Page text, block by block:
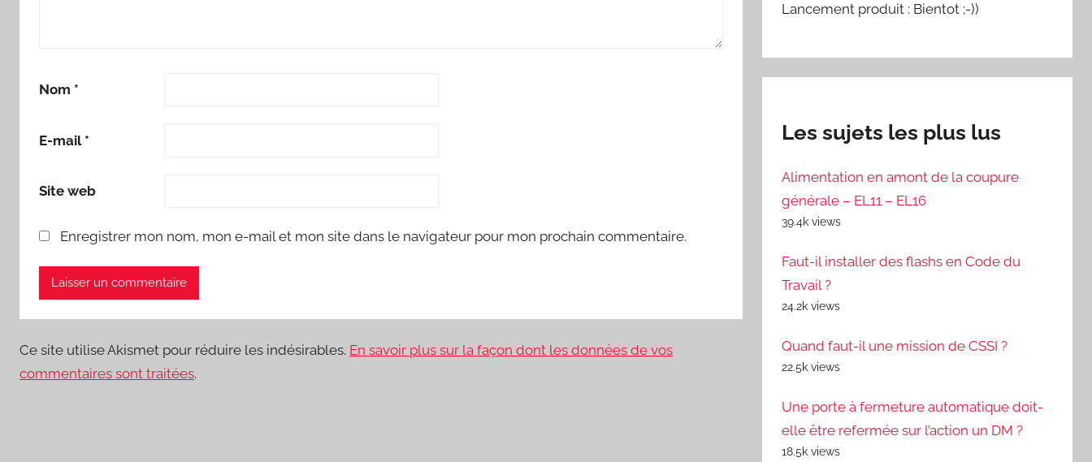
Nom *
E-mail *
Site web
Enregistrer mon nom, mon e-mail et mon site dans le navigateur pour mon prochain commentaire.
Ce site utilise Akismet pour réduire les indésirables. En savoir plus sur la façon dont les données de vos
commentaires sont traitées.
Lancement produit : Bientot ;-))
Les sujets les plus lus
Alimentation en amont de la coupure
générale – EL11 – EL16
39.4k views
Faut-il installer des flashs en Code du
Travail ?
24.2k views
Quand faut-il une mission de CSSI ?
22.5k views
Une porte à fermeture automatique doit-
elle être refermée sur l’action un DM ?
18.5k views